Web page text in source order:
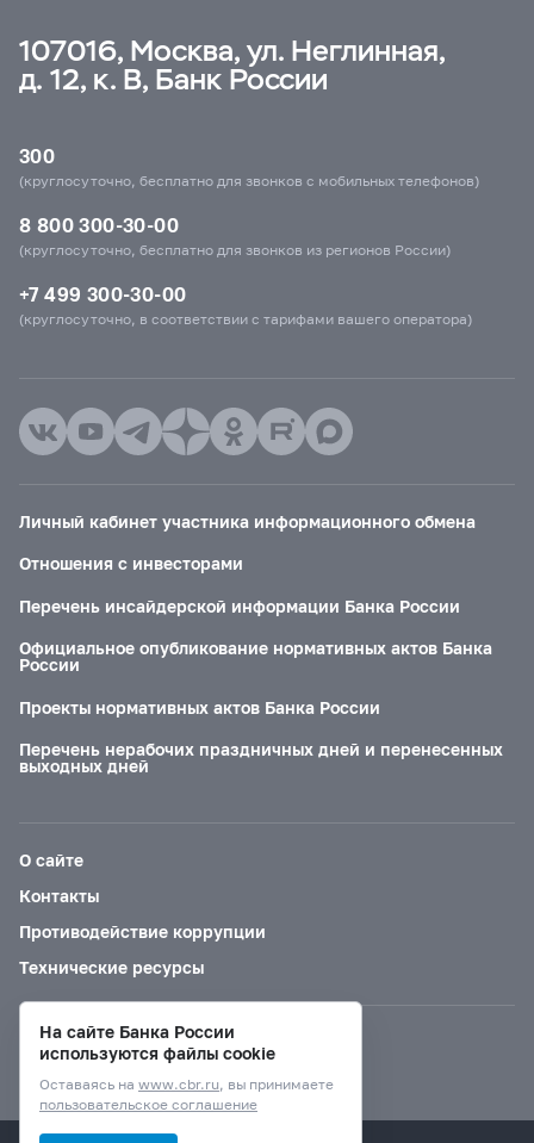
107016, Москва, ул. Неглинная,
д. 12, к. В, Банк России
300
(круглосуточно, бесплатно для звонков с мобильных телефонов)
8 800 300-30-00
(круглосуточно, бесплатно для звонков из регионов России)
+7 499 300-30-00
(круглосуточно, в соответствии с тарифами вашего оператора)
Личный кабинет участника информационного обмена
Отношения с инвесторами
Перечень инсайдерской информации Банка России
Официальное опубликование нормативных актов Банка
России
Проекты нормативных актов Банка России
Перечень нерабочих праздничных дней и перенесенных
выходных дней
О сайте
Контакты
Противодействие коррупции
Технические ресурсы
Версия для слабовидящих
На сайте Банка России
используются файлы cookie
Оставаясь на www.cbr.ru, вы принимаете
пользовательское соглашение